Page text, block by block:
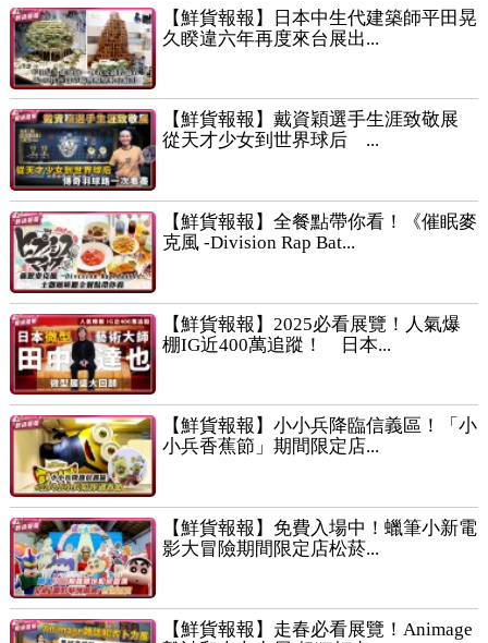
【鮮貨報報】日本中生代建築師平田晃
久睽違六年再度來台展出...
【鮮貨報報】戴資穎選手生涯致敬展
從天才少女到世界球后 ...
【鮮貨報報】全餐點帶你看！《催眠麥
克風 -Division Rap Bat...
【鮮貨報報】2025必看展覽！人氣爆
棚IG近400萬追蹤！ 日本...
【鮮貨報報】小小兵降臨信義區！「小
小兵香蕉節」期間限定店...
【鮮貨報報】免費入場中！蠟筆小新電
影大冒險期間限定店松菸...
【鮮貨報報】走春必看展覽！Animage